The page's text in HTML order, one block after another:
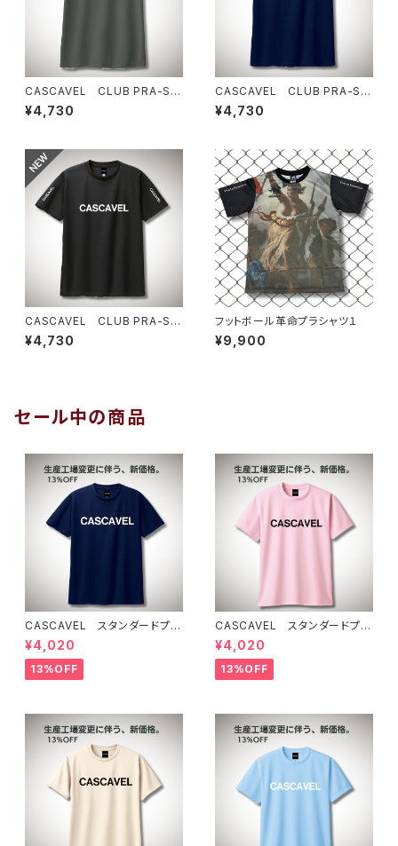
CASCAVEL CLUB PRA-SHI
RT ダークグレー
¥4,730
CASCAVEL CLUB PRA-SHI
RT ネイビー
¥4,730
CASCAVEL CLUB PRA-SHI
RT ブラック
¥4,730
フットボール革命プラシャツ１
¥9,900
セール中の商品
CASCAVEL スタンダードプラ
クティスシャツ ネイビー
¥4,020
13%OFF
CASCAVEL スタンダードプラ
クティスシャツ ライトピンクブ
ラック
¥4,020
13%OFF